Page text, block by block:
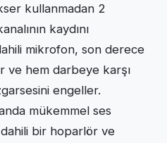
kullanmadan 2
kaydını
mikrofon, son derece
ve hem darbeye karşı
engeller.
mükemmel ses
dahili bir hoparlör ve